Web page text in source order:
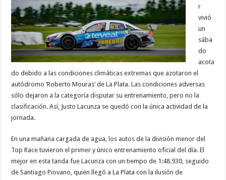
r
vivió
un
sába
do
acota
do debido a las condiciones climáticas extremas que azotaron el
autódromo ‘Roberto Mouras’ de La Plata. Las condiciones adversas
sólo dejaron a la categoría disputar su entrenamiento, pero no la
clasificación. Así, Justo Lacunza se quedó con la única actividad de la
jornada.
En una mañana cargada de agua, los autos de la división menor del
Top Race tuvieron el primer y único entrenamiento oficial del día. El
mejor en esta tanda fue Lacunza con un tiempo de 1:48.930, seguido
de Santiago Piovano, quien llegó a La Plata con la ilusión de